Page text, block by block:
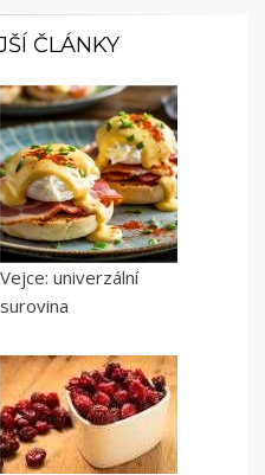
ČLÁNKY
Vejce: univerzální
surovina